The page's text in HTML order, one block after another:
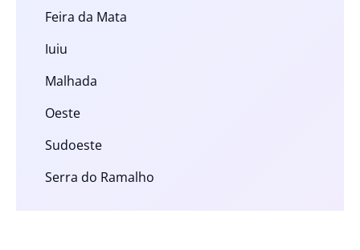
Feira da Mata
Iuiu
Malhada
Oeste
Sudoeste
Serra do Ramalho